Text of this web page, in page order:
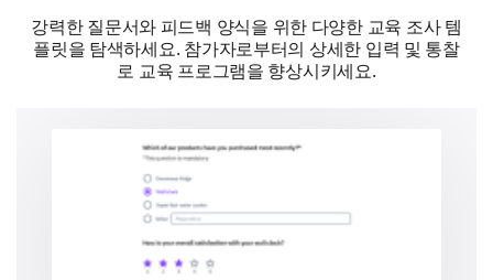
개인 정보
현재 직무 역할은 무엇인가요?
귀하의 분야에서 몇 년의 경험이 있으신가요?
강력한 질문서와 피드백 양식을 위한 다양한 교육 조사 템
플릿을 탐색하세요. 참가자로부터의 상세한 입력 및 통찰
로 교육 프로그램을 향상시키세요.